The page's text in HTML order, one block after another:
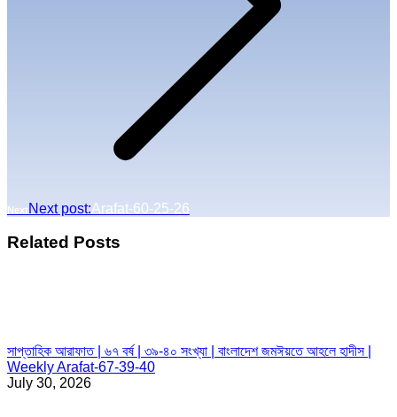
Next Next post:Arafat-60-25-26
Related Posts
সাপ্তাহিক আরাফাত | ৬৭ বর্ষ | ৩৯-৪০ সংখ্যা | বাংলাদেশ জমঈয়তে আহলে হাদীস |
Weekly Arafat-67-39-40
July 30, 2026